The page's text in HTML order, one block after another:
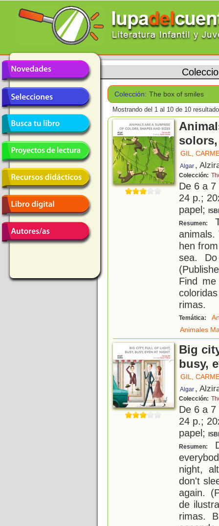
Colección: The box of smiles
Mostrando del 1 al 10 de 10
GIL,
Algar ,
Colección:
De 6 a
24 p.;
papel;
Resumen:
animals.
hen
sea.
Find
rimas.
Temática:
Animales
Big
busy,
GIL,
Algar ,
Colección:
De 6 a
24 p.;
papel;
Resumen:
night,
don't
again.
de
rimas.